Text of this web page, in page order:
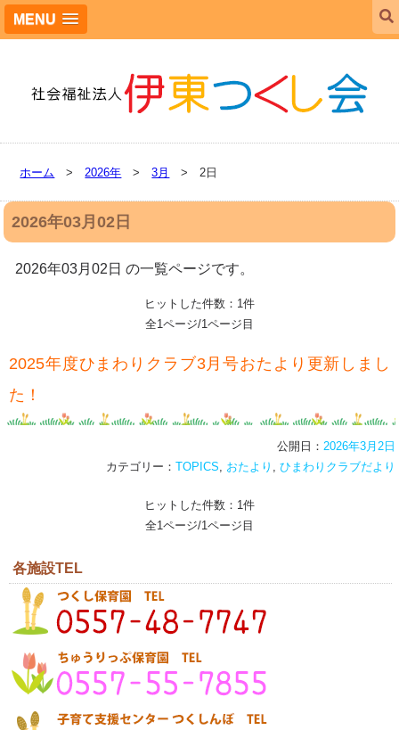
MENU
ホーム > 2026年 >3月 > 2日
2026年03月02日
2026年03月02日 の一覧ページです。
ヒットした件数：1件
全1ページ/1ページ目
2025年度ひまわりクラブ3月号おたより更新しまし
た！
公開日： 2026年3月2日
カテゴリー： TOPICS, おたより , ひまわりクラブだより
ヒットした件数：1件
全1ページ/1ページ目
各施設TEL